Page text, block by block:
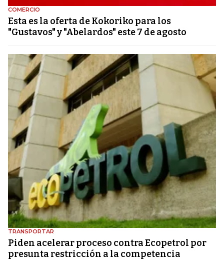
COMERCIO
Esta es la oferta de Kokoriko para los
"Gustavos" y "Abelardos" este 7 de agosto
TRANSPORTAR
Piden acelerar proceso contra Ecopetrol por
presunta restricción a la competencia